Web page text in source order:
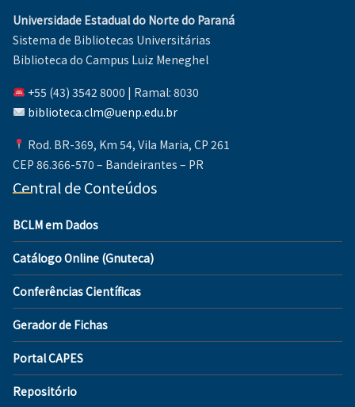
Universidade Estadual do Norte do Paraná
Sistema de Bibliotecas Universitárias
Biblioteca do Campus Luiz Meneghel
+55 (43) 3542 8000 | Ramal: 8030
biblioteca.clm@uenp.edu.br
Rod. BR-369, Km 54, Vila Maria, CP 261
CEP 86.366-570 – Bandeirantes – PR
Central de Conteúdos
BCLM em Dados
Catálogo Online (Gnuteca)
Conferências Científicas
Gerador de Fichas
Portal CAPES
Repositório